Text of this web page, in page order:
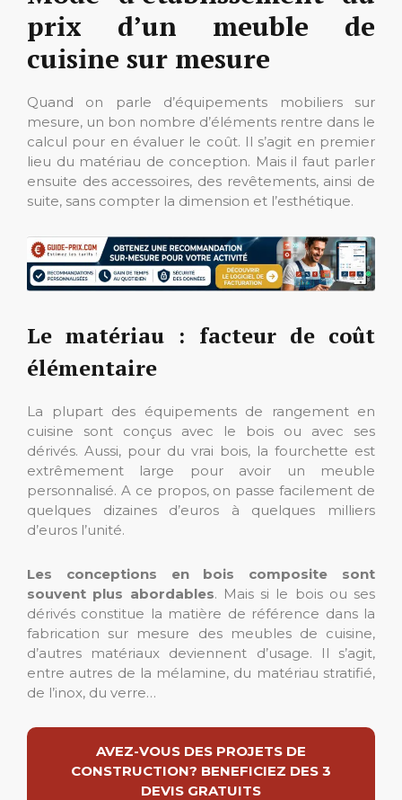
prix d’un meuble de
cuisine sur mesure
Quand on parle d’équipements mobiliers sur
mesure, un bon nombre d’éléments rentre dans le
calcul pour en évaluer le coût. Il s’agit en premier
lieu du matériau de conception. Mais il faut parler
ensuite des accessoires, des revêtements, ainsi de
suite, sans compter la dimension et l’esthétique.
Le matériau : facteur de coût
élémentaire
La plupart des équipements de rangement en
cuisine sont conçus avec le bois ou avec ses
dérivés. Aussi, pour du vrai bois, la fourchette est
extrêmement large pour avoir un meuble
personnalisé. A ce propos, on passe facilement de
quelques dizaines d’euros à quelques milliers
d’euros l’unité.
Les conceptions en bois composite sont
souvent plus abordables. Mais si le bois ou ses
dérivés constitue la matière de référence dans la
fabrication sur mesure des meubles de cuisine,
d’autres matériaux deviennent d’usage. Il s’agit,
entre autres de la mélamine, du matériau stratifié,
de l’inox, du verre…
AVEZ-VOUS DES PROJETS DE
CONSTRUCTION? BENEFICIEZ DES 3
DEVIS GRATUITS